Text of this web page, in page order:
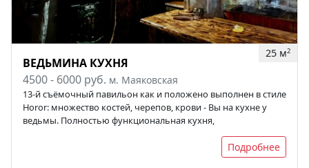
25 м2
ВЕДЬМИНА КУХНЯ
4500 - 6000 руб. м. Маяковская
13-й съёмочный павильон как и положено выполнен в стиле
Horor: множество костей, черепов, крови - Вы на кухне у
ведьмы. Полностью функциональная кухня,
Подробнее